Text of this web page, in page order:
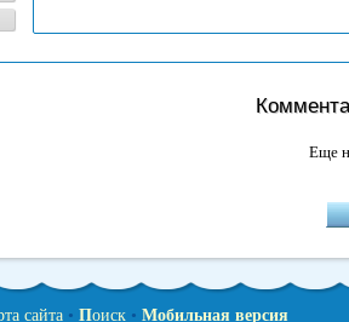
Еще
сайта• Поиск• Мобильная версия